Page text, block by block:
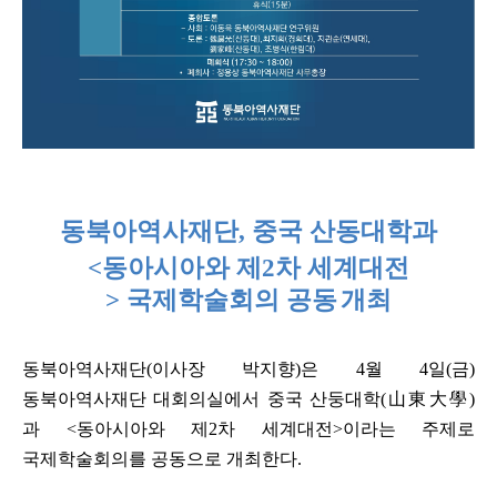
동북아역사재단, 중국 산동대학과
<동아시아와 제 2차 세계대전
> 국제학술회의 공동개최
동북아역사재단(이사장 박지향)은 4월4일(금)
동북아역사재단 대회의실에서 중국 산둥대학(山東大學)
과 <동아시아와 제 2차 세계대전>이라는 주제로
국제학술회의를 공동으로 개최한다.